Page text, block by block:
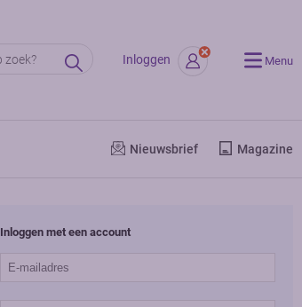
Inloggen Menu
Nieuwsbrief Magazine
Inloggen met een account